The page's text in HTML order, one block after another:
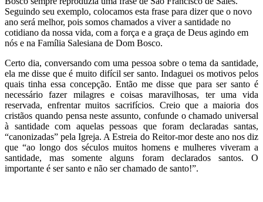
Seguindo seu exemplo, colocamos esta frase para dizer que o novo
ano será melhor, pois somos chamados a viver a santidade no
cotidiano da nossa vida, com a força e a graça de Deus agindo em
nós e na Família Salesiana de Dom Bosco.
Certo dia, conversando com uma pessoa sobre o tema da santidade,
ela me disse que é muito difícil ser santo. Indaguei os motivos pelos
quais tinha essa concepção. Então me disse que para ser santo é
necessário fazer milagres e coisas maravilhosas, ter uma vida
reservada, enfrentar muitos sacrifícios. Creio que a maioria dos
cristãos quando pensa neste assunto, confunde o chamado universal
à santidade com aquelas pessoas que foram declaradas santas,
“canonizadas” pela Igreja. A Estreia do Reitor-mor deste ano nos diz
que “ao longo dos séculos muitos homens e mulheres viveram a
santidade, mas somente alguns foram declarados santos. O
importante é ser santo e não ser chamado de santo!”.